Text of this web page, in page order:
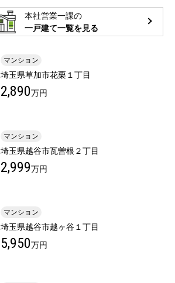
本社営業一課の
一戸建て一覧を見る
マンション
埼玉県草加市花栗１丁目
2,890万円
マンション
埼玉県越谷市瓦曽根２丁目
2,999万円
マンション
埼玉県越谷市越ヶ谷１丁目
5,950万円